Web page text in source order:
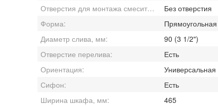
Отверстия для монтажа смесителя:
Без отверстия
Форма:
Прямоугольная
Диаметр слива, мм:
90 (3 1/2")
Отверстие перелива:
Есть
Ориентация:
Сифон:
Есть
Ширина шкафа, мм:
465